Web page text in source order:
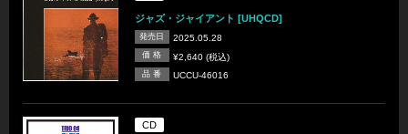
ジャズ・ジャイアント [UHQCD]
発売日 2025.05.28
価 格 ¥2,640 (税込)
品 番 UCCU-46016
CD